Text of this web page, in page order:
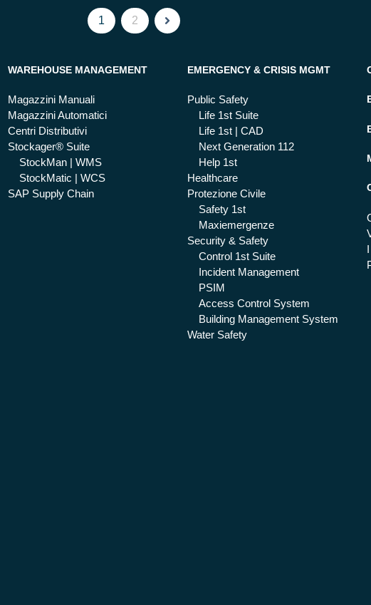
1 2
WAREHOUSE MANAGEMENT
Magazzini Manuali
Magazzini Automatici
Centri Distributivi
Stockager® Suite
StockMan | WMS
StockMatic | WCS
SAP Supply Chain
EMERGENCY & CRISIS MGMT
Public Safety
Life 1st Suite
Life 1st | CAD
Next Generation 112
Help 1st
Healthcare
Protezione Civile
Safety 1st
Maxiemergenze
Security & Safety
Control 1st Suite
Incident Management
PSIM
Access Control System
Building Management System
Water Safety